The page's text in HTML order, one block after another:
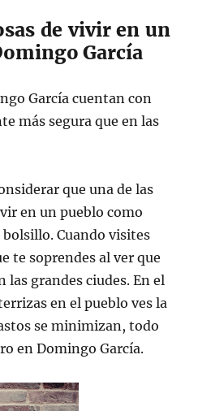
de vivir en un
García
García cuentan con
más segura que en las
que una de las
en un pueblo como
Cuando visites
te soprendes al ver que
las grandes ciudes. En el
en el pueblo ves la
se minimizan, todo
en Domingo García.